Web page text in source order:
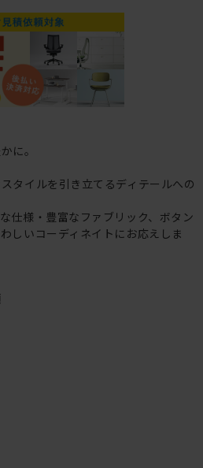
に。
タイルを引き立てるディテールへの
仕様・豊富なファブリック、ボタン
しいコーディネイトにお応えしま